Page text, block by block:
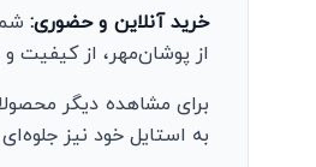
خرید آنلاین و حضوری:
از پوشان‌مهر، از
برای مشاهده دیگر
به استایل خود نیز